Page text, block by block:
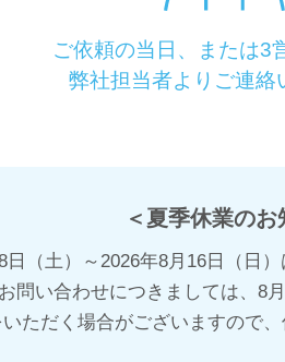
ご依頼の当日、または3
弊社担当者よりご連絡
＜夏季休業のお
日（土）～2026年8月16日（日
問い合わせにつきましては、8
ただく場合がございますので